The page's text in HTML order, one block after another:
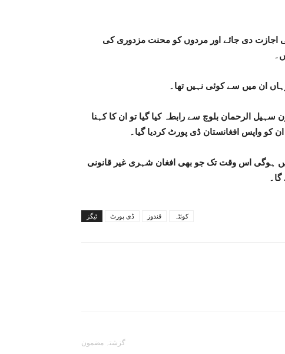
کی اجازت دی جائے اور مردوں کو محنت مزدوری کی
ان میں سے کوئی نہیں تھا۔
الرحمان بلوچ سے رابطہ کیا گیا تو ان کا کہنا
کو واپس افغانستان ڈی پورٹ کردیا گیا۔
ہوگی اس وقت تک جو بھی افغان شہری غیر قانونی
ٹیگز ڈی پورٹ قندوز کوئٹہ
گزشتہ مضمون